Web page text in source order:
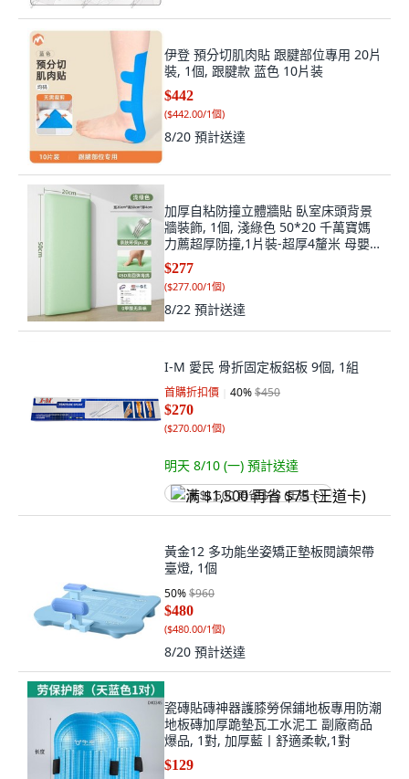
伊登 預分切肌肉貼 跟腱部位專用 20片
裝, 1個, 跟腱款 蓝色 10片装
$442
($442.00/1個)
8/20 預計送達
加厚自粘防撞立體牆貼 臥室床頭背景
牆裝飾, 1個, 淺綠色 50*20 千萬寶媽
力薦超厚防撞,1片裝-超厚4釐米 母嬰
級 無味0甲醛
$277
($277.00/1個)
8/22 預計送達
I-M 愛民 骨折固定板鋁板 9個, 1組
首購折扣價 40%$450
$270
($270.00/1個)
明天 8/10 (一) 預計送達
满 $1,500 再省 $75 (王道卡)
黃金12 多功能坐姿矯正墊板閱讀架帶
臺燈, 1個
50%$960
$480
($480.00/1個)
8/20 預計送達
瓷磚貼磚神器護膝勞保鋪地板專用防潮
地板磚加厚跪墊瓦工水泥工 副廠商品
爆品, 1對, 加厚藍丨舒適柔軟,1對
$129